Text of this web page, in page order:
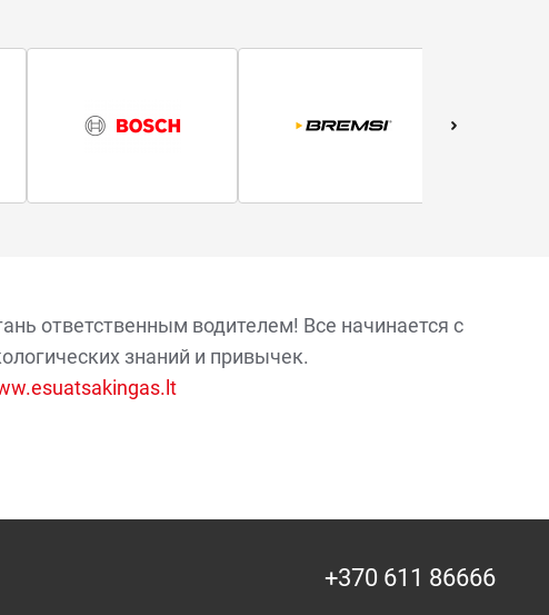
ответственным водителем! Все начинается с
знаний и привычек.
+370 611 86666